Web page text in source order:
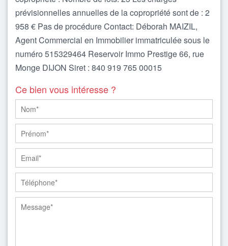
prévisionnelles annuelles de la copropriété sont de : 2
958 € Pas de procédure Contact: Déborah MAIZIL,
Agent Commercial en Immobilier immatriculée sous le
numéro 515329464 Reservoir Immo Prestige 66, rue
Monge DIJON Siret : 840 919 765 00015
Ce bien vous intéresse ?